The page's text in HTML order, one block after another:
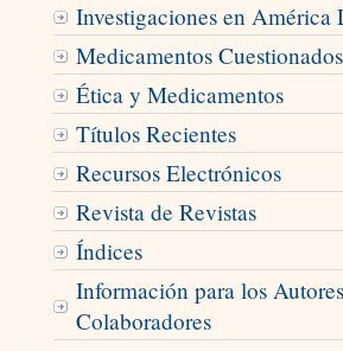
Investigaciones en América
Medicamentos Cuestionados
Ética y Medicamentos
Títulos Recientes
Recursos Electrónicos
Revista de Revistas
Índices
Información para los
Colaboradores